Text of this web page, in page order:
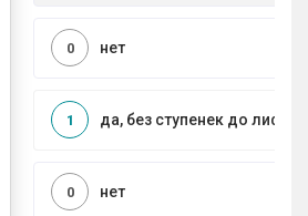
нет
0
да, без ступенек до лифта
1
нет
0